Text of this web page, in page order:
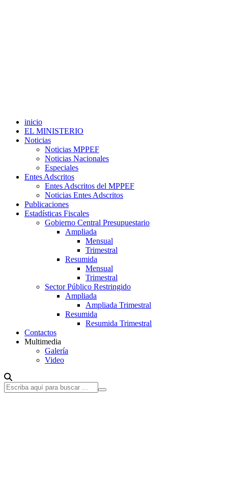
inicio
EL MINISTERIO
Noticias
Noticias MPPEF
Noticias Nacionales
Especiales
Entes Adscritos
Entes Adscritos del MPPEF
Noticias Entes Adscritos
Publicaciones
Estadísticas Fiscales
Gobierno Central Presupuestario
Ampliada
Mensual
Trimestral
Resumida
Mensual
Trimestral
Sector Público Restringido
Ampliada
Ampliada Trimestral
Resumida
Resumida Trimestral
Contactos
Multimedia
Galería
Video